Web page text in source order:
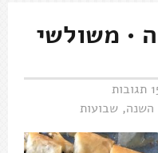
• משולשי
, שבועות